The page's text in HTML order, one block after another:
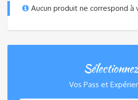
Aucun produit ne correspond à
Sélectionnez
Vos Pass et